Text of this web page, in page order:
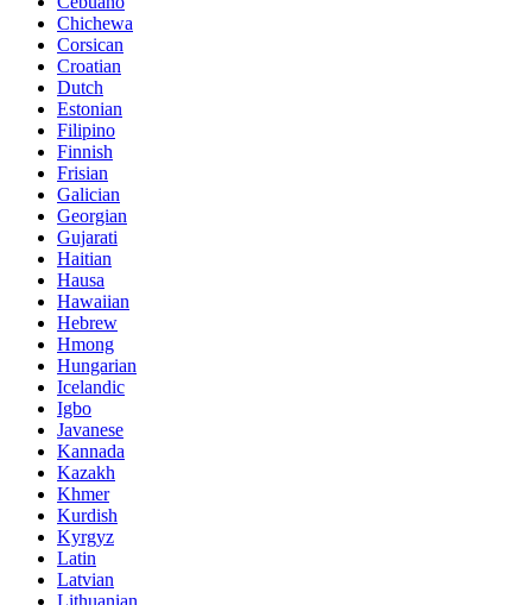
Chichewa
Corsican
Croatian
Dutch
Estonian
Filipino
Finnish
Frisian
Galician
Georgian
Gujarati
Haitian
Hausa
Hawaiian
Hebrew
Hmong
Hungarian
Icelandic
Igbo
Javanese
Kannada
Kazakh
Khmer
Kurdish
Kyrgyz
Latin
Latvian
Lithuanian